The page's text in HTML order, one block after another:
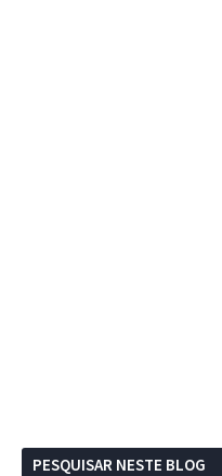
PESQUISAR NESTE BLOG